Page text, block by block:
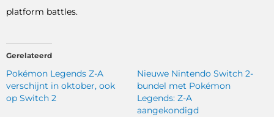
platform battles.
Gerelateerd
Pokémon Legends Z-A
verschijnt in oktober, ook
op Switch 2
Nieuwe Nintendo Switch 2-
bundel met Pokémon
Legends: Z-A
aangekondigd